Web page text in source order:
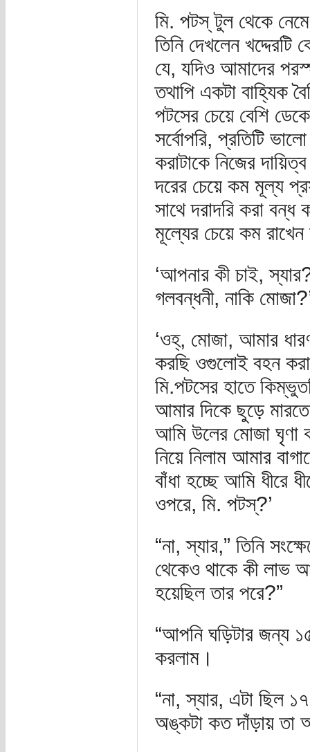
মি. পটস্ টুল থেকে
তিনি দেখলেন
যে, যদিও আমাদের
তথাপি একটা বাহ্যিক
পটসের চেয়ে বেশি
সর্বোপরি, প্রতিটি
করাটাকে নিজের
দরের চেয়ে কম মূল্য
সাথে দরাদরি করা
মূল্যের চেয়ে কম
‘আপনার কী চাই,
গলবন্ধনী, নাকি
‘ওহ্, মোজা, আমার
করছি ওগুলোই বহন
মি.পটসের হাতে
আমার দিকে ছুড়ে
আমি উলের মোজা
নিয়ে নিলাম আমার
বাঁধা হচ্ছে আমি ধীরে
ওপরে, মি. পটস্?’
“না, স্যার,” তিনি
থেকেও থাকে কী লাভ
হয়েছিল তার পরে?”
“আপনি ঘড়িটার জন্য
করলাম।
“না, স্যার, এটা ছিল
অঙ্কটা কত দাঁড়ায় তা